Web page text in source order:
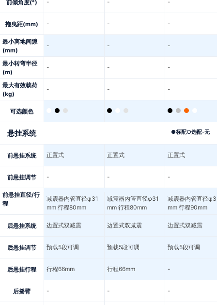
前倾角度(°) - - -
拖曳距(mm) - - -
最小离地间隙
(mm)
- - -
最小转弯半径
(m)
- - -
最大有效载荷
(kg)
- - -
可选颜色
悬挂系统 ●标配○选配-无
前悬挂系统 正置式 正置式 正置式
前悬挂调节 - - -
前悬挂直径/行
程
减震器内管直径φ31
mm 行程80mm
减震器内管直径φ31
mm 行程80mm
减震器内管直径
mm 行程90mm
后悬挂系统 边置式双减震 边置式双减震 边置式双减震
后悬挂调节 预载5段可调 预载5段可调 预载5段可调
后悬挂行程 行程66mm 行程66mm -
后摇臂 - - -